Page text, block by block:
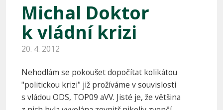
Michal Doktor
k vládní krizi
20. 4. 2012
Nehodlám se pokoušet dopočítat kolikátou
"politickou krizi" již prožíváme v souvislosti
s vládou ODS, TOP09 aVV. Jisté je, že většina